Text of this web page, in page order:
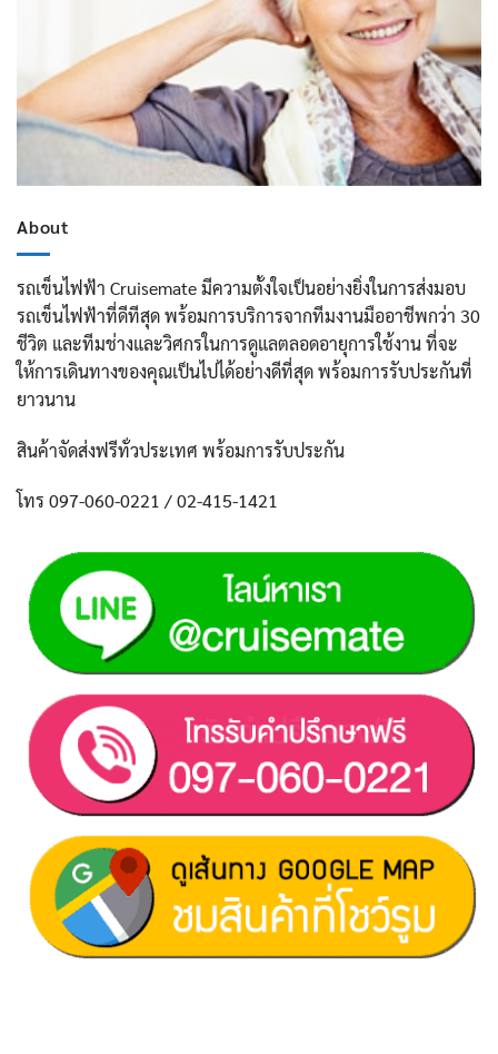
About
รถเข็นไฟฟ้า Cruisemate มีความตั้งใจเป็นอย่างยิ่งในการส่งมอบ
รถเข็นไฟฟ้าที่ดีทีสุด พร้อมการบริการจากทีมงานมืออาชีพกว่า 30
ชีวิต และทีมช่างและวิศกรในการดูแลตลอดอายุการใช้งาน ที่จะ
ให้การเดินทางของคุณเป็นไปได้อย่างดีที่สุด พร้อมการรับประกันที่
ยาวนาน
สินค้าจัดส่งฟรีทั่วประเทศ พร้อมการรับประกัน
โทร 097-060-0221 / 02-415-1421